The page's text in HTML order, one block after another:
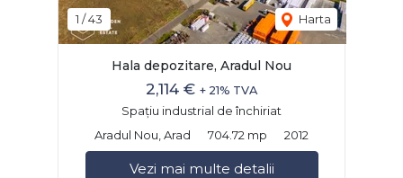
1 /43 Harta
Hala depozitare, Aradul Nou
2,114 € + 21% TVA
Spațiu industrial de închiriat
Aradul Nou, Arad
704.72 mp 2012
Vezi mai multe detalii